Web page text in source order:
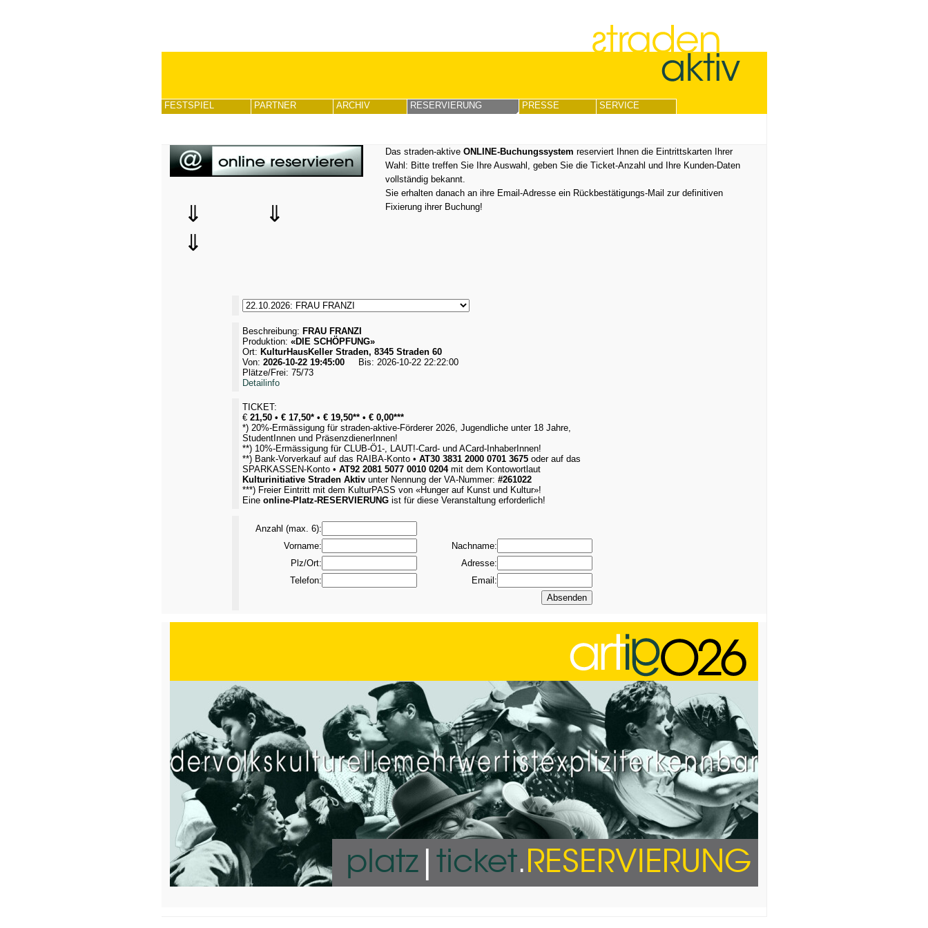
FESTSPIEL PARTNER ARCHIV RESERVIERUNG PRESSE SERVICE
⇓ ⇓
⇓
Das straden-aktive ONLINE-Buchungssystem reserviert Ihnen die Eintrittskarten Ihrer
Wahl: Bitte treffen Sie Ihre Auswahl, geben Sie die Ticket-Anzahl und Ihre Kunden-Daten
vollständig bekannt.
Sie erhalten danach an ihre Email-Adresse ein Rückbestätigungs-Mail zur definitiven
Fixierung ihrer Buchung!
Beschreibung: FRAU FRANZI
Produktion: «DIE SCHÖPFUNG»
Ort: KulturHausKeller Straden, 8345 Straden 60
Von: 2026-10-22 19:45:00Bis: 2026-10-22 22:22:00
Plätze/Frei: 75/73
Detailinfo
TICKET:
€ 21,50 • € 17,50* • € 19,50** • € 0,00***
*) 20%-Ermässigung für straden-aktive-Förderer 2026, Jugendliche unter 18 Jahre,
StudentInnen und PräsenzdienerInnen!
**) 10%-Ermässigung für CLUB-Ö1-, LAUT!-Card- und ACard-InhaberInnen!
**) Bank-Vorverkauf auf das RAIBA-Konto • AT30 3831 2000 0701 3675oder auf das
SPARKASSEN-Konto • AT92 2081 5077 0010 0204mit dem Kontowortlaut
Kulturinitiative Straden Aktivunter Nennung der VA-Nummer: #261022
***) Freier Eintritt mit dem KulturPASS von «Hunger auf Kunst und Kultur»!
Eine online-Platz-RESERVIERUNGist für diese Veranstaltung erforderlich!
Anzahl (max. 6):
Vorname:
Nachname:
Plz/Ort:
Adresse:
Telefon:
Email:
platz| ticket.RESERVIERUNG